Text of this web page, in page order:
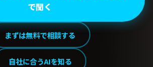
で聞く
まずは無料で相談する
自社に合うAIを知る